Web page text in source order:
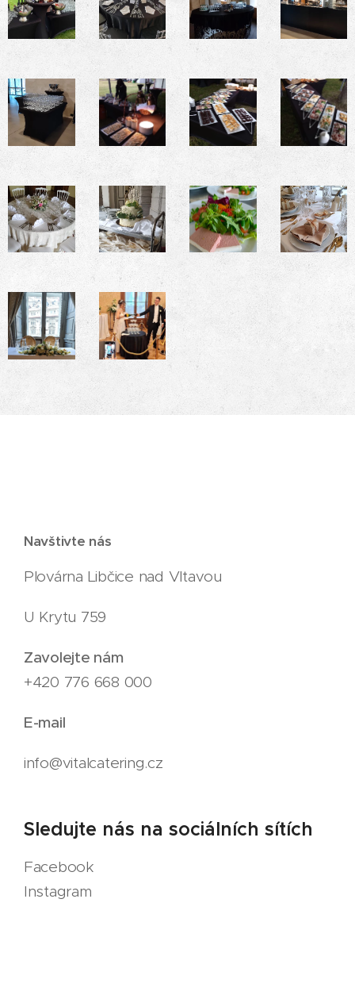
Navštivte nás
Plovárna Libčice nad Vltavou
U Krytu 759
Zavolejte nám
+420 776 668 000
E-mail
info@vitalcatering.cz
Sledujte nás na sociálních sítích
Facebook
Instagram